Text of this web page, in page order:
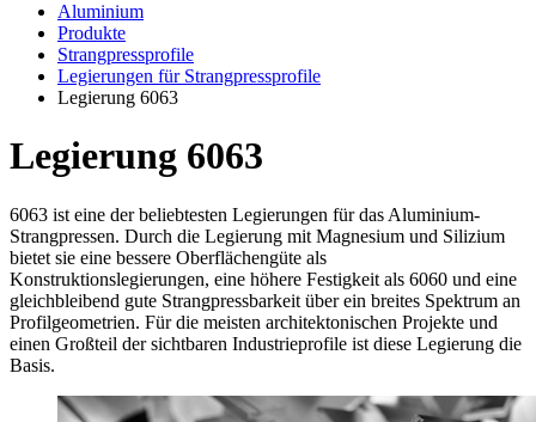
Aluminium
Produkte
Strangpressprofile
Legierungen für Strangpressprofile
Legierung 6063
Legierung 6063
6063 ist eine der beliebtesten Legierungen für das Aluminium-
Strangpressen. Durch die Legierung mit Magnesium und Silizium
bietet sie eine bessere Oberflächengüte als
Konstruktionslegierungen, eine höhere Festigkeit als 6060 und eine
gleichbleibend gute Strangpressbarkeit über ein breites Spektrum an
Profilgeometrien. Für die meisten architektonischen Projekte und
einen Großteil der sichtbaren Industrieprofile ist diese Legierung die
Basis.